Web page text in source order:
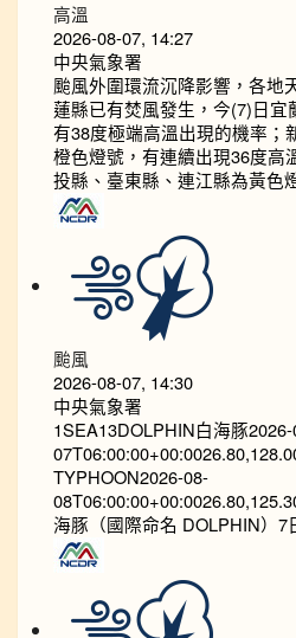
高溫
2026-08-07, 14:27
中央氣象署
颱風外圍環流沉降影響，各地
蓮縣已有焚風發生，今(7)日宜
有38度極端高溫出現的機率；
橙色燈號，有連續出現36度高
投縣、臺東縣、連江縣為黃色
颱風
2026-08-07, 14:30
中央氣象署
1SEA13DOLPHIN白海豚
TYPHOON2026-08-
海豚（國際命名 DOLPHIN）7